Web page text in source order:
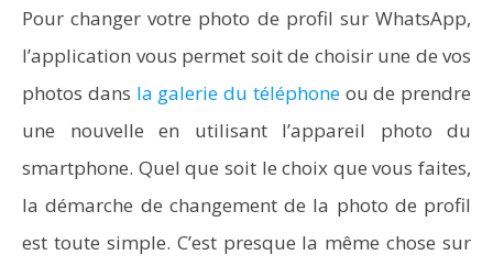
Comment programmer l’arrêt automatique de son pc
sous Windows 10 ?
Pour changer votre photo de profil sur WhatsApp,
l’application vous permet soit de choisir une de vos
photos dans la galerie du téléphoneou de prendre
une nouvelle en utilisant l’appareil photo du
smartphone. Quel que soit le choix que vous faites,
la démarche de changement de la photo de profil
est toute simple. C’est presque la même chose sur